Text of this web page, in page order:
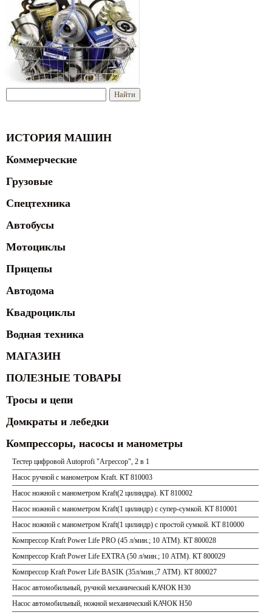
ИСТОРИЯ МАШИН
Коммерческие
Грузовые
Спецтехника
Автобусы
Мотоциклы
Прицепы
Автодома
Квадроциклы
Водная техника
МАГАЗИН
ПОЛЕЗНЫЕ ТОВАРЫ
Тросы и цепи
Домкраты и лебедки
Компрессоры, насосы и манометры
Тестер цифровой Autoprofi "Агрессор", 2 в 1
Насос ручной с манометром Kraft. КТ 810003
Насос ножной с манометром Kraft(2 цилиндра). КТ 810002
Насос ножной с манометром Kraft(1 цилиндр) с супер-сумкой. КТ 810001
Насос ножной с манометром Kraft(1 цилиндр) с простой сумкой. КТ 810000
Компрессор Kraft Power Life PRO (45 л/мин.; 10 АТМ). КТ 800028
Компрессор Kraft Power Life EXTRA (50 л/мин.; 10 АТМ). КТ 800029
Компрессор Kraft Power Life BASIK (35л/мин.;7 АТМ). КТ 800027
Насос автомобильный, ручной механический КАЧОК Н30
Насос автомобильный, ножной механический КАЧОК Н50